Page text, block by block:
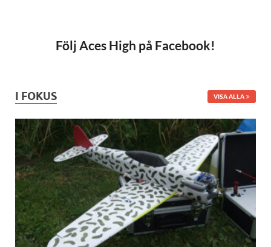
Följ Aces High på Facebook!
I FOKUS VISA ALLA